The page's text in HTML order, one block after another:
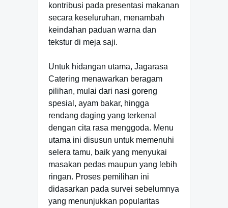
kontribusi pada presentasi makanan
secara keseluruhan, menambah
keindahan paduan warna dan
tekstur di meja saji.
Untuk hidangan utama, Jagarasa
Catering menawarkan beragam
pilihan, mulai dari nasi goreng
spesial, ayam bakar, hingga
rendang daging yang terkenal
dengan cita rasa menggoda. Menu
utama ini disusun untuk memenuhi
selera tamu, baik yang menyukai
masakan pedas maupun yang lebih
ringan. Proses pemilihan ini
didasarkan pada survei sebelumnya
yang menunjukkan popularitas